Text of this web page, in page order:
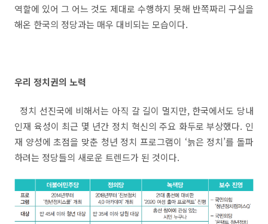
역할에 있어 그 어느 것도 제대로 수행하지 못해 반쪽짜리 구실을
해온 한국의 정당과는 매우 대비되는 모습이다.
우리 정치권의 노력
정치 선진국에 비해서는 아직 갈 길이 멀지만, 한국에서도 당내
인재 육성이 최근 몇 년간 정치 혁신의 주요 화두로 부상했다. 인
재 양성에 초점을 맞춘 청년 정치 프로그램이 ‘늙은 정치’를 돌파
하려는 정당들의 새로운 트렌드가 된 것이다.